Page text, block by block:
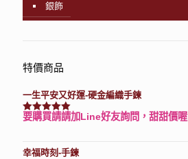
銀飾
特價商品
一生平安又好運-硬金編織手鍊
評分7740滿分 5
要購買請請加Line好友詢問，甜甜價喔
幸福時刻-手鍊